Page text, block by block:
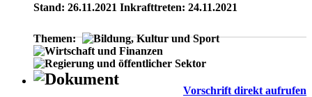
Stand: 26.11.2021 Inkrafttreten: 24.11.2021
Themen:
Vorschrift direkt aufrufen